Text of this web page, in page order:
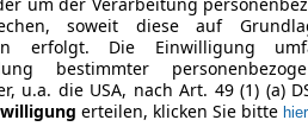
um der Verarbeitung
soweit diese auf
erfolgt. Die Einwilligung
bestimmter
u.a. die USA, nach Art. 49 (1) (a)
erteilen, klicken Sie bitte hier